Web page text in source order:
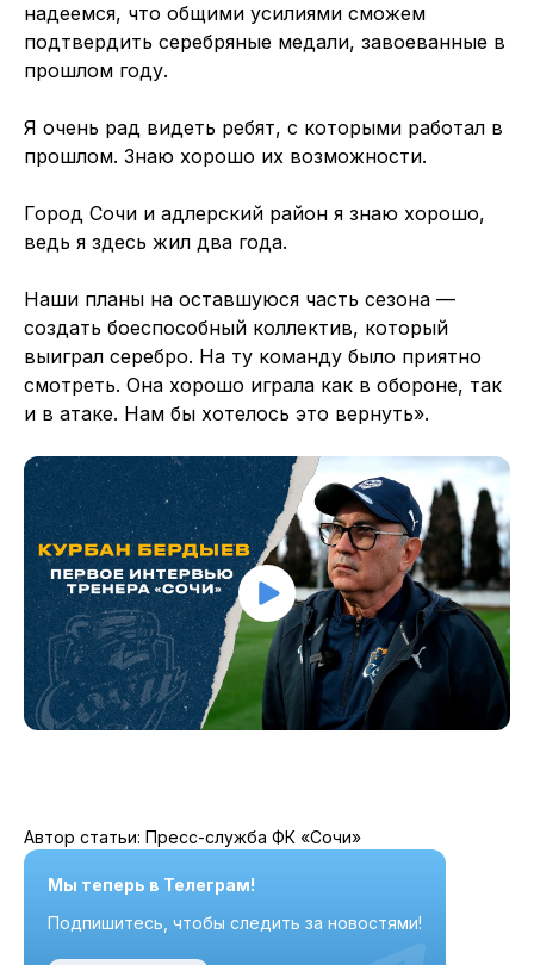
надеемся, что общими усилиями сможем
подтвердить серебряные медали, завоеванные в
прошлом году.
Я очень рад видеть ребят, с которыми работал в
прошлом. Знаю хорошо их возможности.
Город Сочи и адлерский район я знаю хорошо,
ведь я здесь жил два года.
Наши планы на оставшуюся часть сезона —
создать боеспособный коллектив, который
выиграл серебро. На ту команду было приятно
смотреть. Она хорошо играла как в обороне, так
и в атаке. Нам бы хотелось это вернуть».
Автор статьи: Пресс-служба ФК «Сочи»
Мы теперь в Телеграм!
Подпишитесь, чтобы следить за новостями!